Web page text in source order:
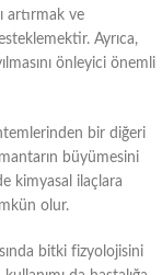
artırmak ve
Ayrıca,
önleyici önemli
bir diğeri
büyümesini
kimyasal ilaçlara
olur.
bitki fizyolojisini